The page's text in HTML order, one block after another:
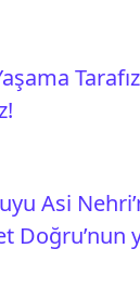
Asi
Doğru’nun